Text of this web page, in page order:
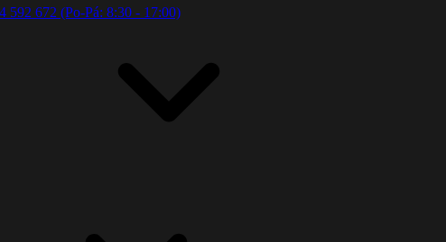
592 672 (Po-Pá: 8:30 - 17:00)